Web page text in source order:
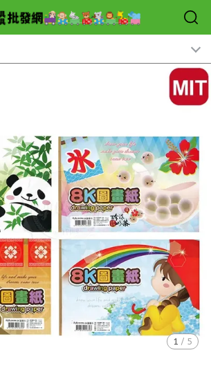
1 / 5